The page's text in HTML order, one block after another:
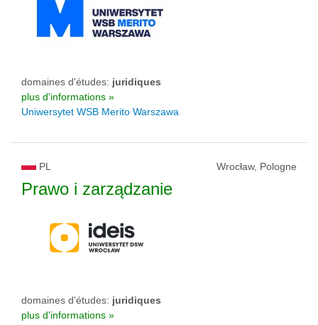
domaines d'études: juridiques
plus d'informations »
Uniwersytet WSB Merito Warszawa
PL Wrocław, Pologne
Prawo i zarządzanie
domaines d'études: juridiques
plus d'informations »